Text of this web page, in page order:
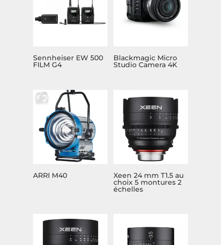
Sennheiser EW 500
FILM G4
Blackmagic Micro
Studio Camera 4K
ARRI M40 Xeen 24 mm T1.5 au
choix 5 montures 2
échelles